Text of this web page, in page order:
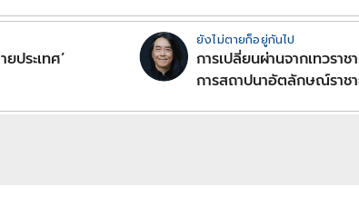
ยประเทศ’
ยังไม่ตายก็อยู่กันไป
การเปลี่ยนผ่านจากเทวราช
การสถาปนาอัตลักษณ์ราช